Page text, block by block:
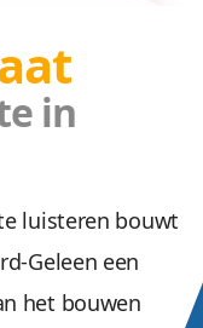
in
luisteren bouwt
Geleen een
het bouwen